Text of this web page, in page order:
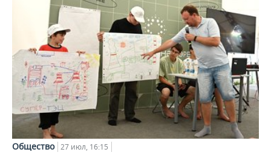
Общество 27 июл, 16:15